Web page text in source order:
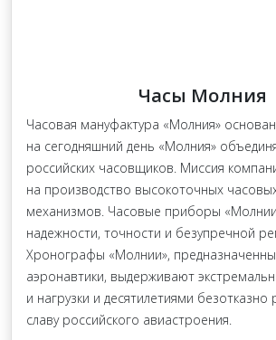
Часы Молния
Часовая мануфактура «Молния»
на сегодняшний день «Молния»
российских часовщиков. Миссия
на производство высокоточных
механизмов. Часовые приборы
надежности, точности и безупречной
Хронографы «Молнии»,
аэронавтики, выдерживают
и нагрузки и десятилетиями
славу российского авиастроения.